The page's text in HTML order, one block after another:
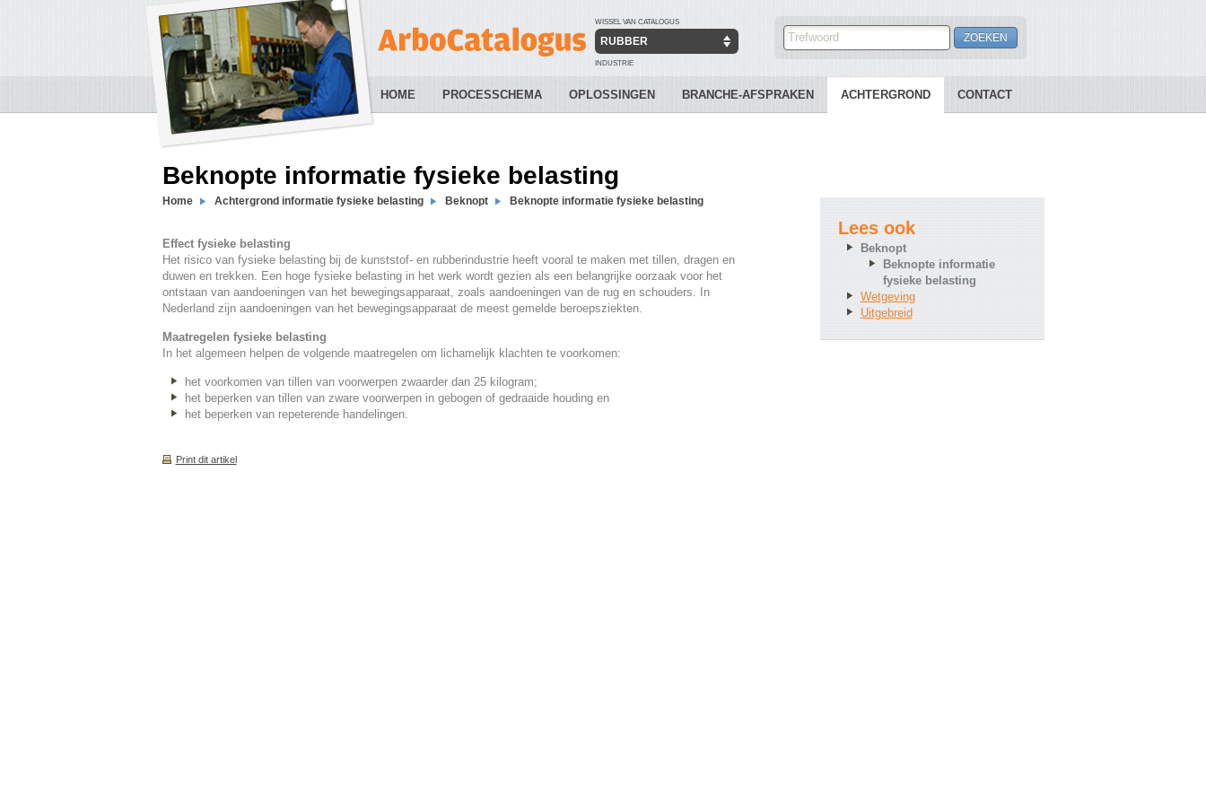
WISSEL VAN CATALOGUS
RUBBER
INDUSTRIE
HOME PROCESSCHEMA OPLOSSINGEN BRANCHE-AFSPRAKEN ACHTERGROND CONTACT
Beknopte informatie fysieke belasting
Home Achtergrond informatie fysieke belasting Beknopt Beknopte informatie fysieke belasting
Effect fysieke belasting
Het risico van fysieke belasting bij de kunststof- en rubberindustrie heeft vooral te maken met tillen, dragen en
duwen en trekken. Een hoge fysieke belasting in het werk wordt gezien als een belangrijke oorzaak voor het
ontstaan van aandoeningen van het bewegingsapparaat, zoals aandoeningen van de rug en schouders. In
Nederland zijn aandoeningen van het bewegingsapparaat de meest gemelde beroepsziekten.
Maatregelen fysieke belasting
In het algemeen helpen de volgende maatregelen om lichamelijk klachten te voorkomen:
het voorkomen van tillen van voorwerpen zwaarder dan 25 kilogram;
het beperken van tillen van zware voorwerpen in gebogen of gedraaide houding en
het beperken van repeterende handelingen.
Print dit artikel
Lees ook
Beknopt
Beknopte informatie
fysieke belasting
Wetgeving
Uitgebreid